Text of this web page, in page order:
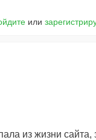
или
из жизни сайта,